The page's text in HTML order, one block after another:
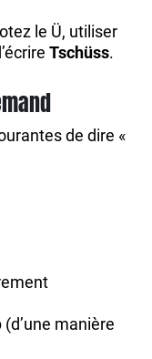
le Ü, utiliser
Tschüss.
de dire «
manière